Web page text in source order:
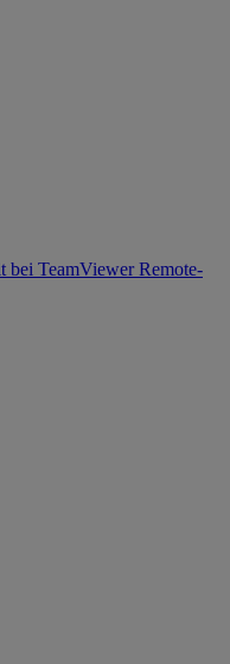
bei TeamViewer Remote-